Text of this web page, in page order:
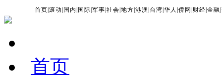
首页 |滚动 国内 国际 |军事 |社会 |地方 |港澳 台湾 |华人 |侨网 财经 |金融 |
首页